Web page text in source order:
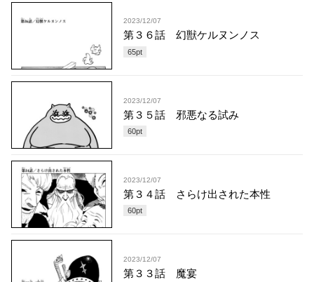
2023/12/07
第３６話 幻獣ケルヌンノス
65pt
2023/12/07
第３５話 邪悪なる試み
60pt
2023/12/07
第３４話 さらけ出された本性
60pt
2023/12/07
第３３話 魔宴